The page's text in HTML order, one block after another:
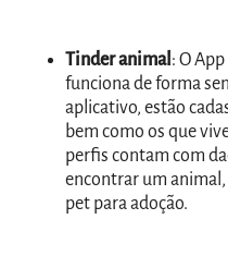
Tinder animal: O
funciona de forma
aplicativo, estão
bem como os que
perfis contam com
encontrar um
pet para adoção.